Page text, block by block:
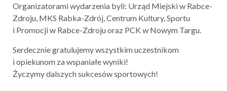
Organizatorami wydarzenia byli: Urząd Miejski w Rabce-
Zdroju, MKS Rabka-Zdrój, Centrum Kultury, Sportu
i Promocji w Rabce-Zdroju oraz PCK w Nowym Targu.
Serdecznie gratulujemy wszystkim uczestnikom
i opiekunom za wspaniałe wyniki!
Życzymy dalszych sukcesów sportowych!